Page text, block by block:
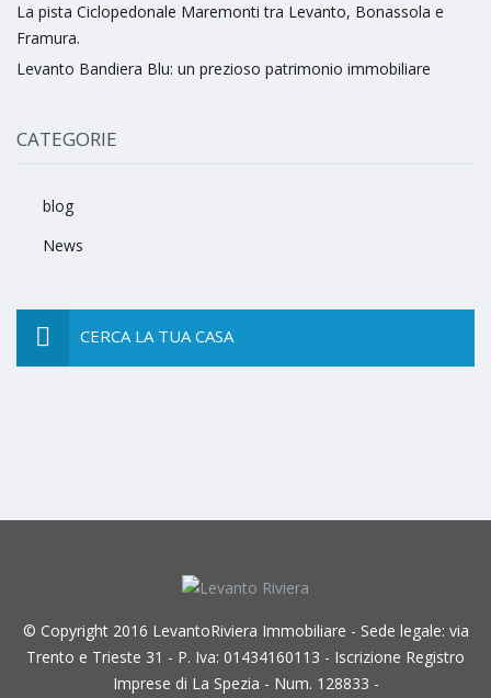
La pista Ciclopedonale Maremonti tra Levanto, Bonassola e
Framura.
Levanto Bandiera Blu: un prezioso patrimonio immobiliare
CATEGORIE
blog
News
CERCA LA TUA CASA
© Copyright 2016 LevantoRiviera Immobiliare - Sede legale: via
Trento e Trieste 31 - P. Iva: 01434160113 - Iscrizione Registro
Imprese di La Spezia - Num. 128833 -